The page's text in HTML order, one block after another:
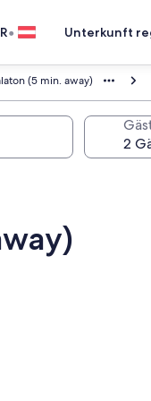
• Unterkunft
(5 min. away)